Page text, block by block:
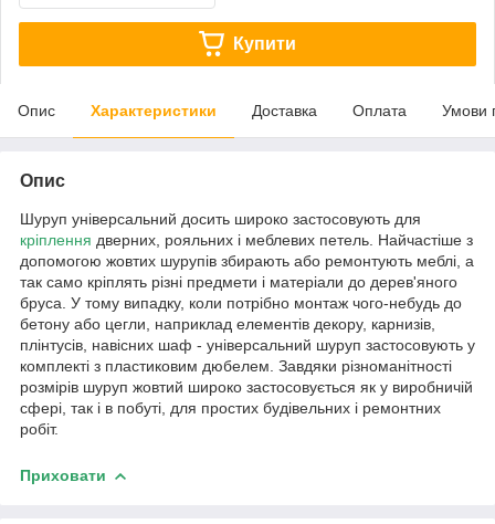
Купити
Опис Характеристики Доставка Оплата Умови
Опис
Шуруп універсальний досить широко застосовують для
кріплення дверних, рояльних і меблевих петель. Найчастіше з
допомогою жовтих шурупів збирають або ремонтують меблі, а
так само кріплять різні предмети і матеріали до дерев'яного
бруса. У тому випадку, коли потрібно монтаж чого-небудь до
бетону або цегли, наприклад елементів декору, карнизів,
плінтусів, навісних шаф - універсальний шуруп застосовують у
комплекті з пластиковим дюбелем. Завдяки різноманітності
розмірів шуруп жовтий широко застосовується як у виробничій
сфері, так і в побуті, для простих будівельних і ремонтних
робіт.
Приховати